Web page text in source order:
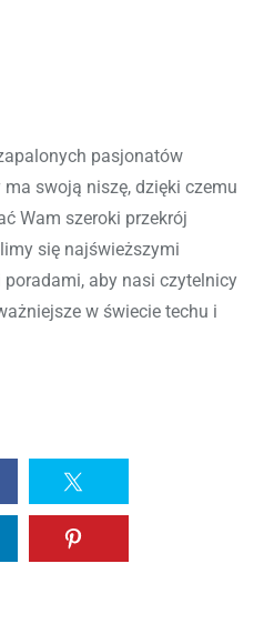
pasjonatów
swoją niszę, dzięki czemu
Wam szeroki przekrój
się najświeższymi
aby nasi czytelnicy
w świecie techu i